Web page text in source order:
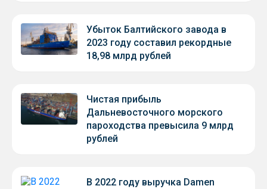
Убыток Балтийского завода в
2023 году составил рекордные
18,98 млрд рублей
Чистая прибыль
Дальневосточного морского
пароходства превысила 9 млрд
рублей
В 2022 году выручка Damen